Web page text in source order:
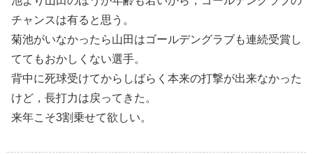
チャンスは有ると思う。
菊池がいなかったら山田はゴールデングラブも連続受賞し
ててもおかしくない選手。
背中に死球受けてからしばらく本来の打撃が出来なかった
けど，長打力は戻ってきた。
来年こそ3割乗せて欲しい。